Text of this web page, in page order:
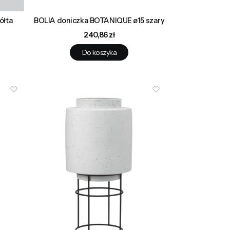
BOLIA doniczka BOTANIQUE ø15 szary
Cena
240,86 zł
Do koszyka